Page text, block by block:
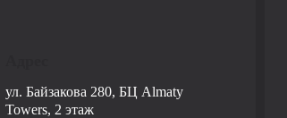
ул. Байзакова 280, БЦ Almaty
Towers, 2 этаж